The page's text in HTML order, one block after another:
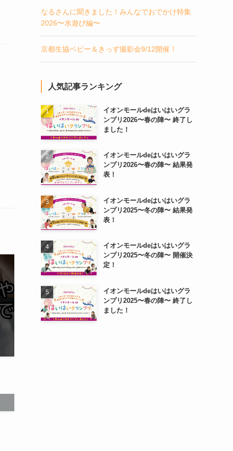
なるさんに聞きました！みんなでおでかけ特集
2026〜水遊び編〜
京都生協ベビー＆きっず撮影会9/12開催！
人気記事ランキング
イオンモールdeはいはいグラ
ンプリ2026〜春の陣〜 終了し
ました！
イオンモールdeはいはいグラ
ンプリ2026〜春の陣〜 結果発
表！
イオンモールdeはいはいグラ
ンプリ2025〜冬の陣〜 結果発
表！
イオンモールdeはいはいグラ
ンプリ2025〜冬の陣〜 開催決
定！
イオンモールdeはいはいグラ
ンプリ2025〜春の陣〜 終了し
ました！